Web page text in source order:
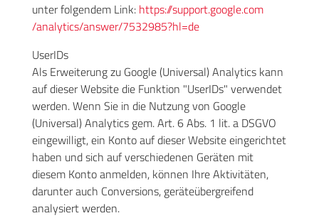
unter folgendem Link: https://support.google.com
/analytics/answer/7532985?hl=de
UserIDs
Als Erweiterung zu Google (Universal) Analytics kann
auf dieser Website die Funktion "UserIDs" verwendet
werden. Wenn Sie in die Nutzung von Google
(Universal) Analytics gem. Art. 6 Abs. 1 lit. a DSGVO
eingewilligt, ein Konto auf dieser Website eingerichtet
haben und sich auf verschiedenen Geräten mit
diesem Konto anmelden, können Ihre Aktivitäten,
darunter auch Conversions, geräteübergreifend
analysiert werden.